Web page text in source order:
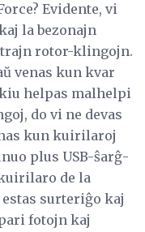
Evidente, vi
la bezonajn
rotor-klingojn.
venas kun kvar
helpas malhelpi
do vi ne devas
kun kuirilaroj
plus USB-ŝarĝ-
de la
surteriĝo kaj
fotojn kaj